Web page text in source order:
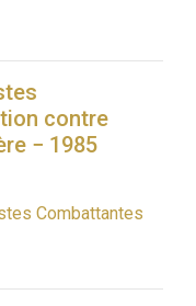
contre
− 1985
Combattantes